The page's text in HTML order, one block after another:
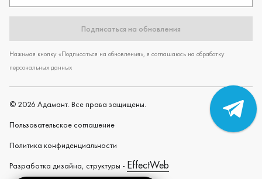
Подписаться на обновления
Нажимая кнопку «Подписаться на обновления», я соглашаюсь на обработку
персональных данных
© 2026 Адамант. Все права защищены.
Пользовательское cоглашение
Политика конфиденциальности
Разработка дизайна, структуры - EffectWeb